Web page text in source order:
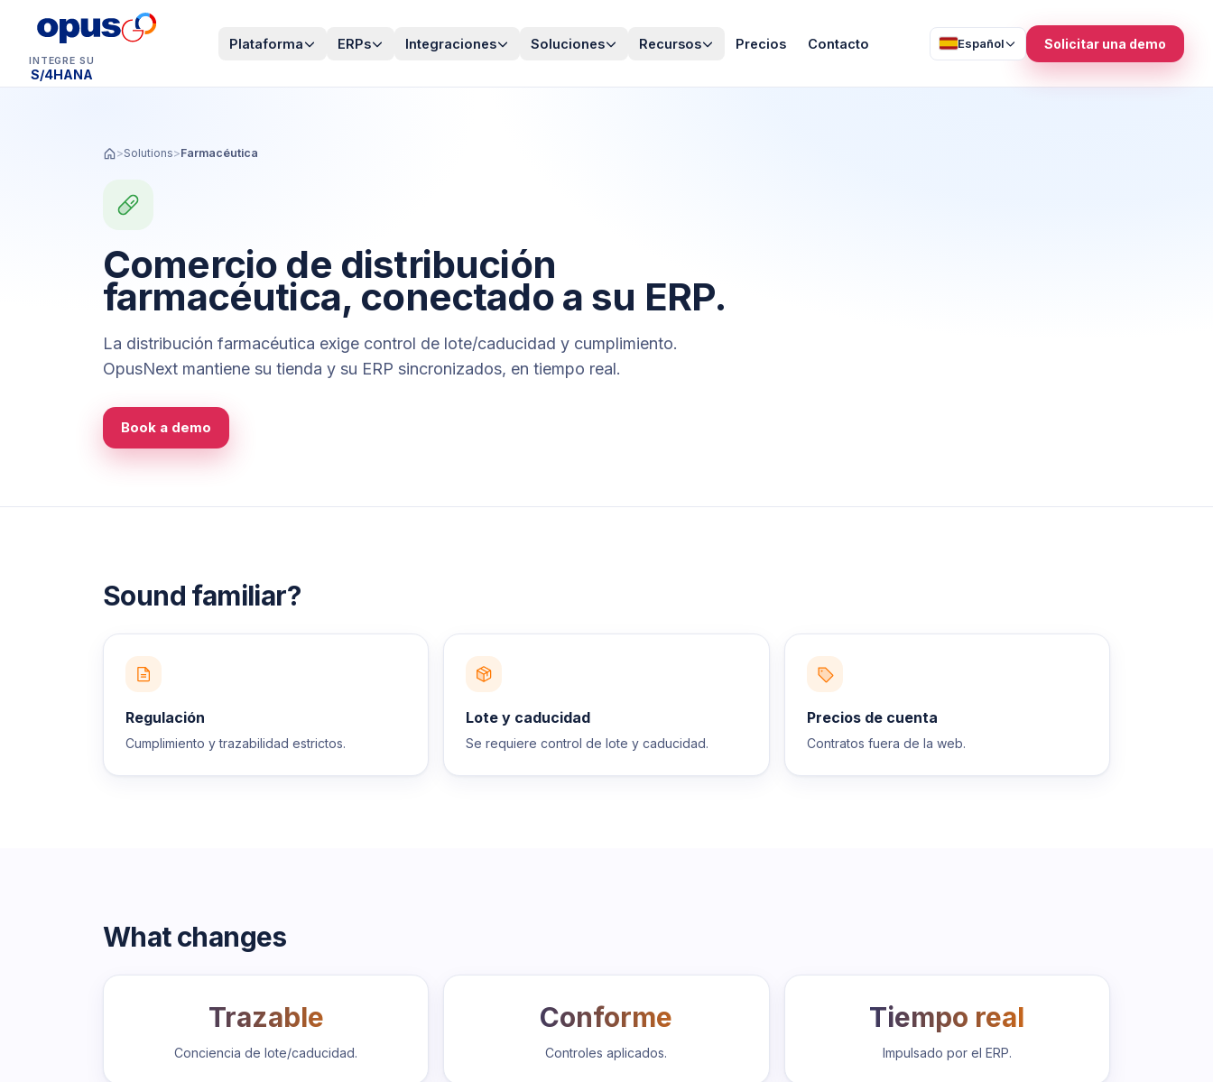
INTEGRE SU
S/4HANA
Plataforma ERPs Integraciones Soluciones Recursos Precios Contacto Español Solicitar una demo
>Solutions>Farmacéutica
Comercio de distribución
farmacéutica, conectado a su ERP.
La distribución farmacéutica exige control de lote/caducidad y cumplimiento.
OpusNext mantiene su tienda y su ERP sincronizados, en tiempo real.
Book a demo
Sound familiar?
Regulación
Cumplimiento y trazabilidad estrictos.
Lote y caducidad
Se requiere control de lote y caducidad.
Precios de cuenta
Contratos fuera de la web.
What changes
Trazable
Conciencia de lote/caducidad.
Conforme
Controles aplicados.
Tiempo real
Impulsado por el ERP.